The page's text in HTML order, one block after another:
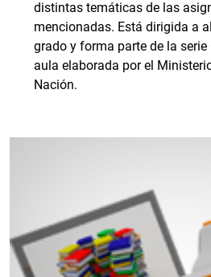
distintas temáticas de las
mencionadas. Está dirigida a
grado y forma parte de la serie
aula elaborada por el
Nación.